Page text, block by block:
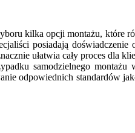
kilka opcji montażu, które
posiadają doświadczenie
ułatwia cały proces dla
samodzielnego montażu
odpowiednich standardów